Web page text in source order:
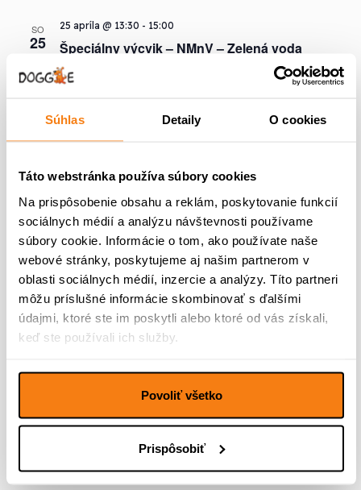
Súhlas Detaily O cookies
Táto webstránka používa súbory cookies
Na prispôsobenie obsahu a reklám, poskytovanie funkcií
sociálnych médií a analýzu návštevnosti používame
súbory cookie. Informácie o tom, ako používate naše
webové stránky, poskytujeme aj našim partnerom v
oblasti sociálnych médií, inzercie a analýzy. Títo partneri
môžu príslušné informácie skombinovať s ďalšími
údajmi, ktoré ste im poskytli alebo ktoré od vás získali,
keď ste používali ich služby.
Povoliť všetko
Prispôsobiť
SO
25 Špeciálny výcvik – NMnV – Zelená voda
25 apríla @ 13:30 - 15:00
Špeciálny výcvik – PK – vinice pri Rozalke
9 Začiatok kurzu Teenager Group – Nitra
SO
9 Špeciálny výcvik – PK – vinice pri Rozalke
SO
9 Začiatok kurzu Puppy Group – Nitra
9 mája @ 10:30 -11:20
Prihlásiť sa na odber